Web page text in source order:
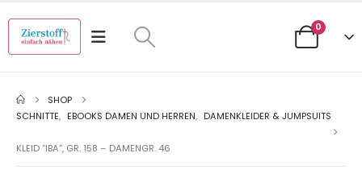
0
SHOP
SCHNITTE, EBOOKS DAMEN UND HERREN, DAMENKLEIDER & JUMPSUITS
KLEID “IBA”, GR. 158 – DAMENGR. 46